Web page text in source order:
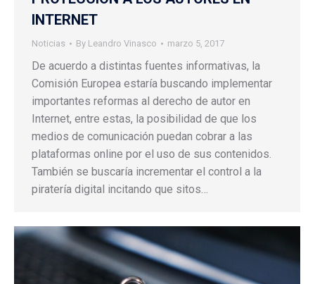
INTERNET
Noticias By Leandro Vinasco marzo 5, 2017
De acuerdo a distintas fuentes informativas, la
Comisión Europea estaría buscando implementar
importantes reformas al derecho de autor en
Internet, entre estas, la posibilidad de que los
medios de comunicación puedan cobrar a las
plataformas online por el uso de sus contenidos.
También se buscaría incrementar el control a la
piratería digital incitando que sitos…